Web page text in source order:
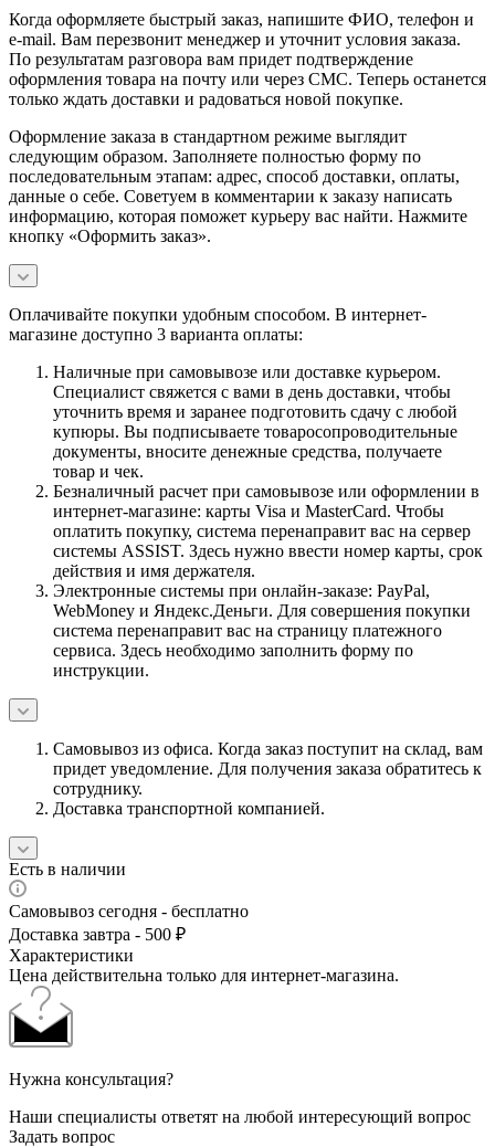
Когда оформляете быстрый заказ, напишите ФИО, телефон и
e-mail. Вам перезвонит менеджер и уточнит условия заказа.
По результатам разговора вам придет подтверждение
оформления товара на почту или через СМС. Теперь останется
только ждать доставки и радоваться новой покупке.
Оформление заказа в стандартном режиме выглядит
следующим образом. Заполняете полностью форму по
последовательным этапам: адрес, способ доставки, оплаты,
данные о себе. Советуем в комментарии к заказу написать
информацию, которая поможет курьеру вас найти. Нажмите
кнопку «Оформить заказ».
Оплачивайте покупки удобным способом. В интернет-
магазине доступно 3 варианта оплаты:
Наличные при самовывозе или доставке курьером.
Специалист свяжется с вами в день доставки, чтобы
уточнить время и заранее подготовить сдачу с любой
купюры. Вы подписываете товаросопроводительные
документы, вносите денежные средства, получаете
товар и чек.
Безналичный расчет при самовывозе или оформлении в
интернет-магазине: карты Visa и MasterCard. Чтобы
оплатить покупку, система перенаправит вас на сервер
системы ASSIST. Здесь нужно ввести номер карты, срок
действия и имя держателя.
Электронные системы при онлайн-заказе: PayPal,
WebMoney и Яндекс.Деньги. Для совершения покупки
система перенаправит вас на страницу платежного
сервиса. Здесь необходимо заполнить форму по
инструкции.
Самовывоз из офиса. Когда заказ поступит на склад, вам
придет уведомление. Для получения заказа обратитесь к
сотруднику.
Доставка транспортной компанией.
Есть в наличии
Самовывоз сегодня - бесплатно
Доставка завтра - 500 ₽
Характеристики
Цена действительна только для интернет-магазина.
Нужна консультация?
Наши специалисты ответят на любой интересующий вопрос
Задать вопрос